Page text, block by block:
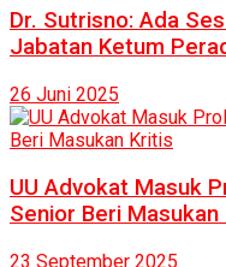
Dr. Sutrisno: Ada
Jabatan Ketum
26 Juni 2025
UU Advokat Masuk
Senior Beri Masukan
23 September 2025